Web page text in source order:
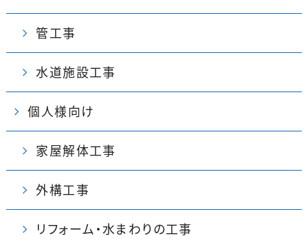
管工事
水道施設工事
個人様向け
家屋解体工事
外構工事
リフォーム・水まわりの工事